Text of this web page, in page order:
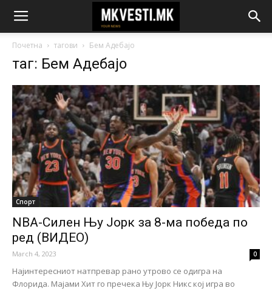
Почетна тагови Бем Адебајо
таг: Бем Адебајо
Спорт
NBA-Силен Њу Јорк за 8-ма победа по
ред (ВИДЕО)
March 4, 2023 0
Најинтересниот натпревар рано утрово се одигра на
Флорида. Мајами Хит го пречека Њу Јорк Никс кој игра во